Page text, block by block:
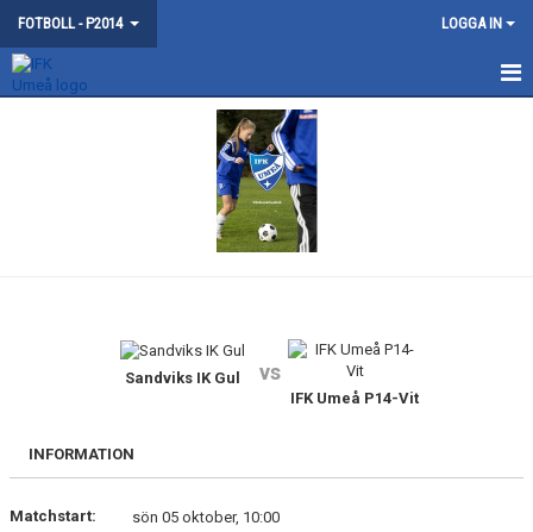
FOTBOLL - P2014 LOGGA IN
KONTAKT
Sandviks IK Gul vs
IFK Umeå P14-Vit
INFORMATION
Matchstart:
sön 05 oktober, 10:00